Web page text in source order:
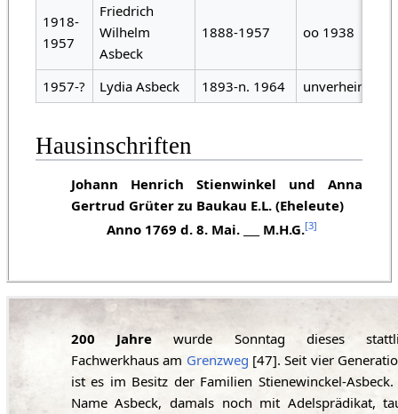
1918-
1957
Friedrich
Wilhelm
Asbeck
1888-1957 oo 1938
1957-? Lydia Asbeck 1893-n. 1964 unverheiratet
Hausinschriften
Johann Henrich Stienwinkel und Anna
Gertrud Grüter zu Baukau E.L. (Eheleute)
Anno 1769 d. 8. Mai. ___ M.H.G.[3]
200 Jahrewurde Sonntag dieses
Fachwerkhaus am Grenzweg [47]. Seit vier
ist es im Besitz der Familien Stienewinckel-Asbeck.
Name Asbeck, damals noch mit Adelsprädikat,